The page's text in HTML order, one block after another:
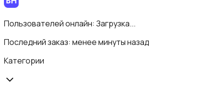
Пользователей онлайн: Загрузка...
Последний заказ: менее минуты назад
Категории